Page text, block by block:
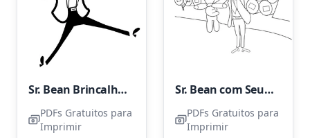
Sr. Bean Brincalhão
PDFs Gratuitos para
Imprimir
Sr. Bean com Seu Ursinho de Pelúcia
PDFs Gratuitos para
Imprimir